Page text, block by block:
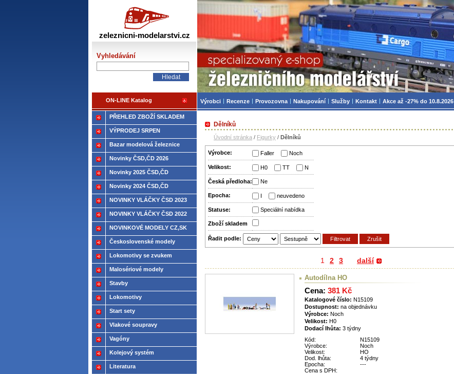
Dělníků
Úvodní stránka / Figurky / Dělníků
Výrobce: Faller Noch
Velikost: H0 TT N
Česká předloha: Ne
Epocha: I neuvedeno
Statuse: Speciální nabídka
Zboží­ skladem
Řadit podle:
1 2 3 další
Autodílna HO
Cena: 381 Kč
Katalogové číslo: N15109
Dostupnost: na objednávku
Výrobce: Noch
Velikost: H0
Dodací lhůta: 3 týdny
Kód:
N15109
Výrobce:
Noch
Velikost:
HO
Dod. lhůta:
4 týdny
Epocha:
---
Cena s DPH:
PŘEHLED ZBOŽÍ SKLADEM
VÝPRODEJ SRPEN
Bazar modelová železnice
Novinky ČSD,ČD 2026
Novinky 2025 ČSD,ČD
Novinky 2024 ČSD,ČD
NOVINKY VLÁČKY ČSD 2023
NOVINKY VLÁČKY ČSD 2022
NOVINKOVÉ MODELY CZ,SK
2021
Československé modely
ČSD,ČD
Lokomotivy se zvukem
Malosériové modely
Stavby
Lokomotivy
Start sety
Vlakové soupravy
Vagóny
Kolejový systém
Literatura
zeleznicni-modelarstvi.cz
Vyhledávání
ON-LINE Katalog
Železniční modelářství, modely, TT, H0, mašinky
Výrobci Recenze Provozovna Nakupování Služby Kontakt Akce až -27% do 10.8.2026